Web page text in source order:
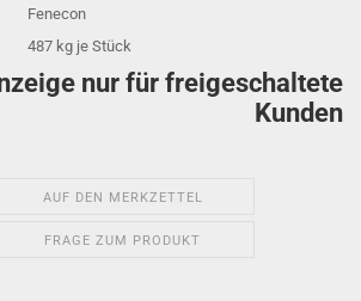
Fenecon
487 kg je Stück
nur für freigeschaltete
Kunden
AUF DEN MERKZETTEL
FRAGE ZUM PRODUKT